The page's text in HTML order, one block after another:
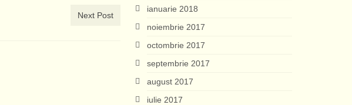
Next Post
ianuarie 2018
noiembrie 2017
octombrie 2017
septembrie 2017
august 2017
iulie 2017